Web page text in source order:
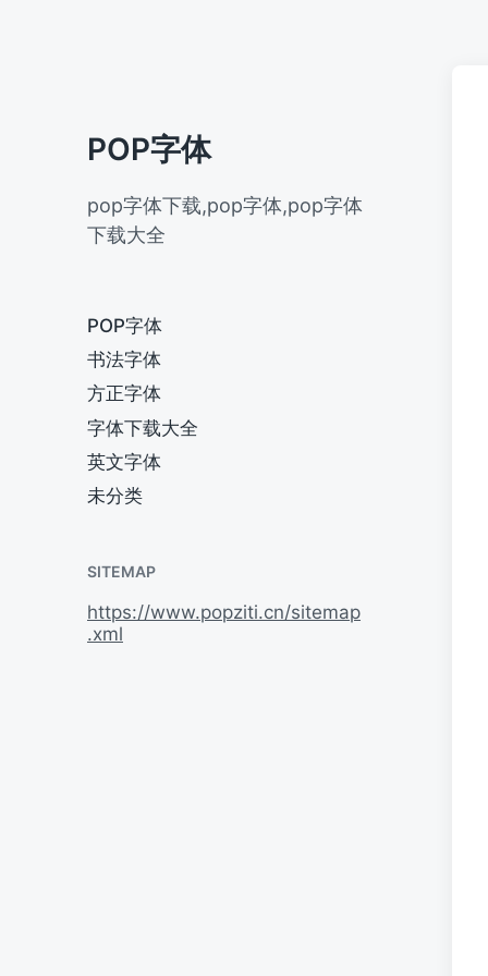
POP字体
pop字体下载,pop字体,pop字体
下载大全
POP字体
书法字体
方正字体
字体下载大全
英文字体
未分类
SITEMAP
https://www.popziti.cn/sitemap
.xml